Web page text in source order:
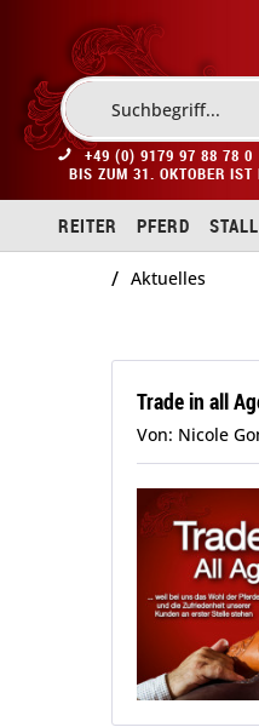
+49 (0) 9179 97 88 78 0
BIS ZUM 31. OKTOBER IST
REITER PFERD STALL
/ Aktuelles
Trade in all
Von: Nicole